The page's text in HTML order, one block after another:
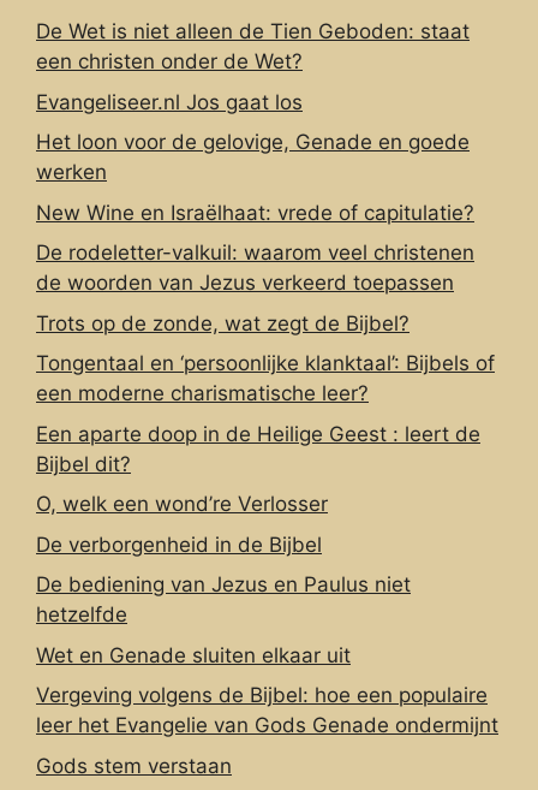
De Wet is niet alleen de Tien Geboden: staat
een christen onder de Wet?
Evangeliseer.nl Jos gaat los
Het loon voor de gelovige, Genade en goede
werken
New Wine en Israëlhaat: vrede of capitulatie?
De rodeletter-valkuil: waarom veel christenen
de woorden van Jezus verkeerd toepassen
Trots op de zonde, wat zegt de Bijbel?
Tongentaal en ‘persoonlijke klanktaal’: Bijbels of
een moderne charismatische leer?
Een aparte doop in de Heilige Geest : leert de
Bijbel dit?
O, welk een wond’re Verlosser
De verborgenheid in de Bijbel
De bediening van Jezus en Paulus niet
hetzelfde
Wet en Genade sluiten elkaar uit
Vergeving volgens de Bijbel: hoe een populaire
leer het Evangelie van Gods Genade ondermijnt
Gods stem verstaan